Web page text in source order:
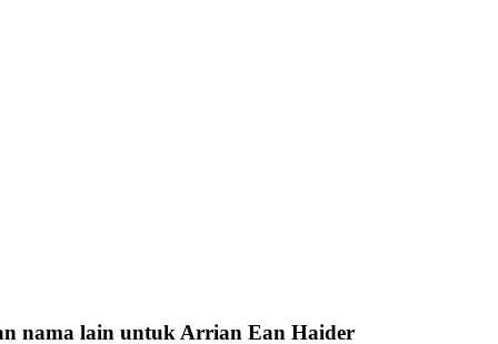
nama lain untuk Arrian Ean Haider